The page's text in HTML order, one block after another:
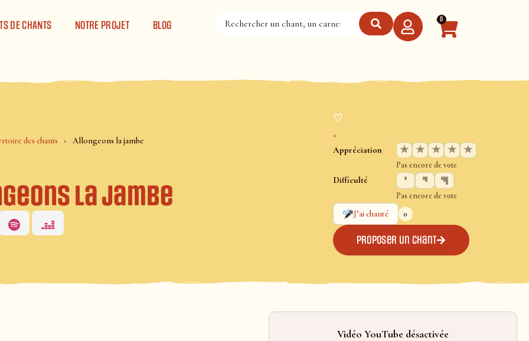
DE CHANTS NOTRE PROJET BLOG 0
des chants Allongeons la jambe
la jambe
♡
+
Appréciation ★ ★ ★ ★ ★
Pas encore de vote
Difficulté
Pas encore de vote
J’ai chanté
0
Proposer un chant
Vidéo YouTube désactivée